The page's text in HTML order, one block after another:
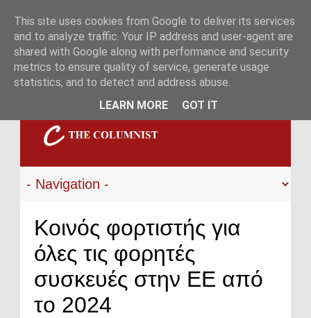
Κοινός φορτιστής για
όλες τις φορητές
συσκευές στην ΕΕ από
το 2024
This site uses cookies from Google to deliver its services
and to analyze traffic. Your IP address and user-agent are
shared with Google along with performance and security
metrics to ensure quality of service, generate usage
statistics, and to detect and address abuse.
LEARN MORE
GOT IT